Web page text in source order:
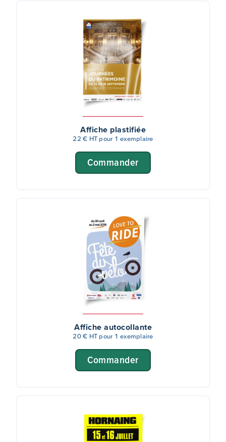
Affiche plastifiée
22 € HT pour 1 exemplaire
Commander
Affiche autocollante
20 € HT pour 1 exemplaire
Commander